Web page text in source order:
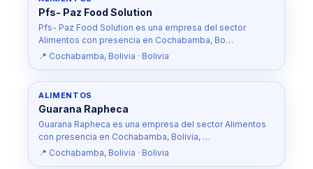
Pfs- Paz Food Solution
Pfs- Paz Food Solution es una empresa del sector
Alimentos con presencia en Cochabamba, Bo…
📍 Cochabamba, Bolivia · Bolivia
ALIMENTOS
Guarana Rapheca
Guarana Rapheca es una empresa del sector Alimentos
con presencia en Cochabamba, Bolivia, …
📍 Cochabamba, Bolivia · Bolivia